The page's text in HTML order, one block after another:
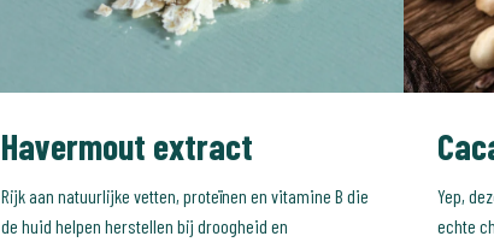
Havermout extract
Rijk aan natuurlijke vetten, proteïnen en vitamine B die
de huid helpen herstellen bij droogheid en
Yep,
echte